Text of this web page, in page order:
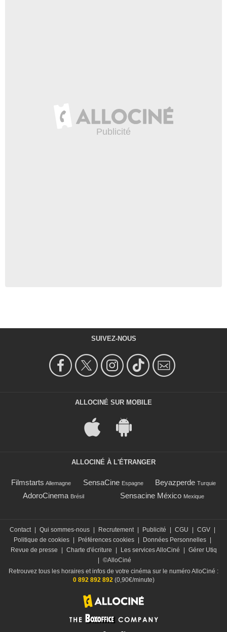
SUIVEZ-NOUS
ALLOCINÉ SUR MOBILE
ALLOCINÉ À L'ÉTRANGER
Filmstarts Allemagne SensaCine Espagne Beyazperde Turquie
AdoroCinema Brésil Sensacine México Mexique
Contact Qui sommes-nous Recrutement Publicité CGU CGV
Politique de cookies
Préférences cookies Données Personnelles
Revue de presse
Charte d'écriture Les services AlloCiné
Gérer Utiq
©AlloCiné
Retrouvez tous les horaires et infos de votre cinéma sur le numéro AlloCiné :
0 892 892 892(0,90€/minute)